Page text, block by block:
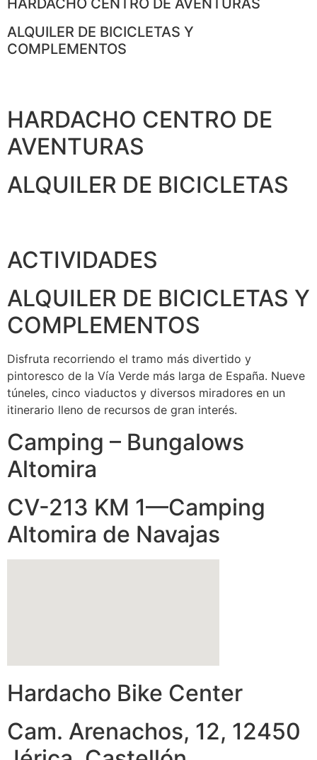
HARDACHO CENTRO DE AVENTURAS
ALQUILER DE BICICLETAS Y
COMPLEMENTOS
HARDACHO CENTRO DE
AVENTURAS
ALQUILER DE BICICLETAS
ACTIVIDADES
ALQUILER DE BICICLETAS Y
COMPLEMENTOS
Disfruta recorriendo el tramo más divertido y
pintoresco de la Vía Verde más larga de España. Nueve
túneles, cinco viaductos y diversos miradores en un
itinerario lleno de recursos de gran interés.
Camping – Bungalows
Altomira
CV-213 KM 1—Camping
Altomira de Navajas
Hardacho Bike Center
Cam. Arenachos, 12, 12450